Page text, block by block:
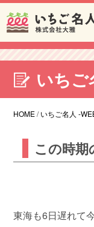
いち
HOME/いちご名人 -
この時期
東海も6日遅れて